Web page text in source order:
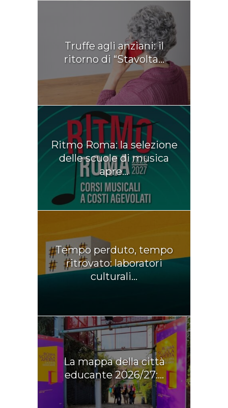
Truffe agli anziani: il
ritorno di “Stavolta...
Ritmo Roma: la selezione
delle scuole di musica
apre...
Tempo perduto, tempo
ritrovato: laboratori
culturali...
La mappa della città
educante 2026/27:...